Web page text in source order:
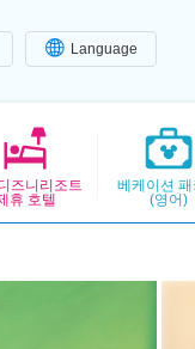
Language
즈니리조트
휴 호텔
베케이션
(영어)